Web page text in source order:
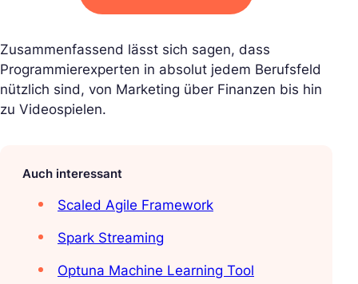
Zusammenfassend lässt sich sagen, dass
Programmierexperten in absolut jedem Berufsfeld
nützlich sind, von Marketing über Finanzen bis hin
zu Videospielen.
Auch interessant
Scaled Agile Framework
Spark Streaming
Optuna Machine Learning Tool